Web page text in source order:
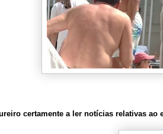
certamente a ler notícias relativas ao